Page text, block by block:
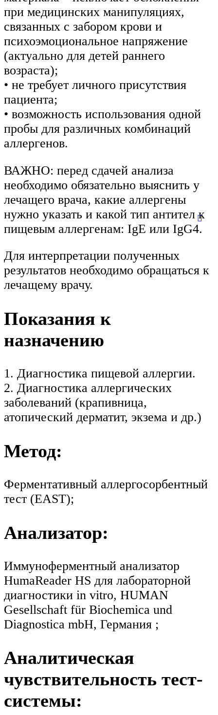
при медицинских манипуляциях,
связанных с забором крови и
психоэмоциональное напряжение
(актуально для детей раннего
возраста);
• не требует личного присутствия
пациента;
• возможность использования одной
пробы для различных комбинаций
аллергенов.
ВАЖНО: перед сдачей анализа
необходимо обязательно выяснить у
лечащего врача, какие аллергены
нужно указать и какой тип антител к
пищевым аллергенам: IgE или IgG4.
Для интерпретации полученных
результатов необходимо обращаться к
лечащему врачу.
Показания к
назначению
1. Диагностика пищевой аллергии.
2. Диагностика аллергических
заболеваний (крапивница,
атопический дерматит, экзема и др.)
Метод:
Ферментативный аллергосорбентный
тест (EAST);
Анализатор:
Иммуноферментный анализатор
HumaReader HS для лабораторной
диагностики in vitro, HUMAN
Gesellschaft für Biochemica und
Diagnostica mbH, Германия ;
Аналитическая
чувствительность тест-
системы: